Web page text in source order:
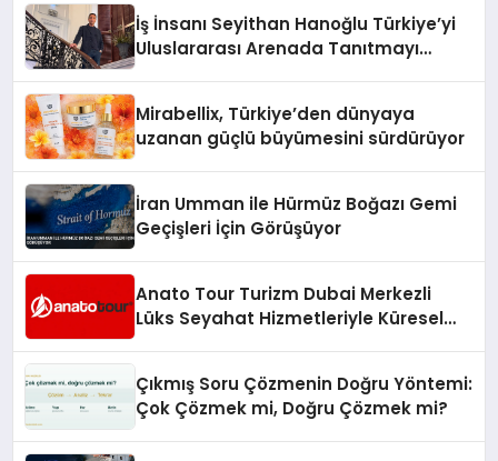
İş İnsanı Seyithan Hanoğlu Türkiye’yi
Uluslararası Arenada Tanıtmayı
Mirabellix, Türkiye’den dünyaya
uzanan güçlü büyümesini sürdürüyor
İran Umman ile Hürmüz Boğazı Gemi
Geçişleri İçin Görüşüyor
Anato Tour Turizm Dubai Merkezli
Lüks Seyahat Hizmetleriyle Küresel
Çıkmış Soru Çözmenin Doğru Yöntemi:
Çok Çözmek mi, Doğru Çözmek mi?